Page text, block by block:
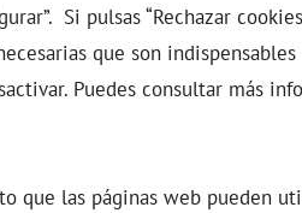
Si pulsas “Rechazar
que son
Puedes consultar más
que las páginas web pueden